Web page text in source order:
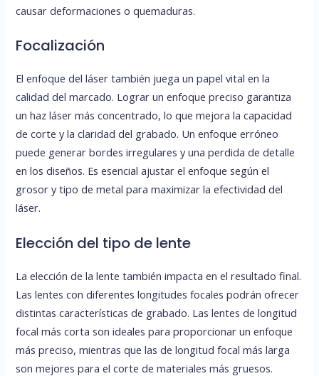
causar deformaciones o quemaduras.
Focalización
El enfoque del láser también juega un papel vital en la
calidad del marcado. Lograr un enfoque preciso garantiza
un haz láser más concentrado, lo que mejora la capacidad
de corte y la claridad del grabado. Un enfoque erróneo
puede generar bordes irregulares y una perdida de detalle
en los diseños. Es esencial ajustar el enfoque según el
grosor y tipo de metal para maximizar la efectividad del
láser.
Elección del tipo de lente
La elección de la lente también impacta en el resultado final.
Las lentes con diferentes longitudes focales podrán ofrecer
distintas características de grabado. Las lentes de longitud
focal más corta son ideales para proporcionar un enfoque
más preciso, mientras que las de longitud focal más larga
son mejores para el corte de materiales más gruesos.